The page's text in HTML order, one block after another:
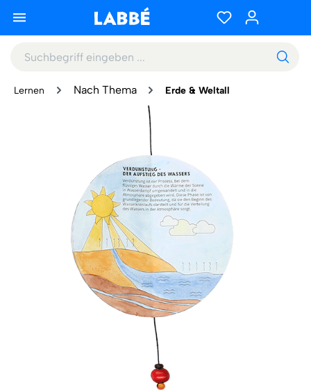
Lernen Nach Thema Erde & Weltall